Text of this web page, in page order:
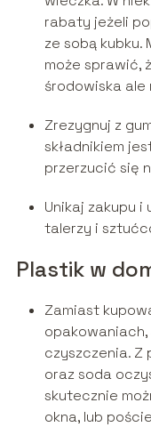
rabaty jeżeli
ze sobą kubku.
może sprawić,
środowiska ale
Zrezygnuj z
składnikiem
przerzucić się
Unikaj zakupu i
talerzy i
Plastik w
Zamiast
czyszczenia.
oraz soda
skutecznie
okna, lub